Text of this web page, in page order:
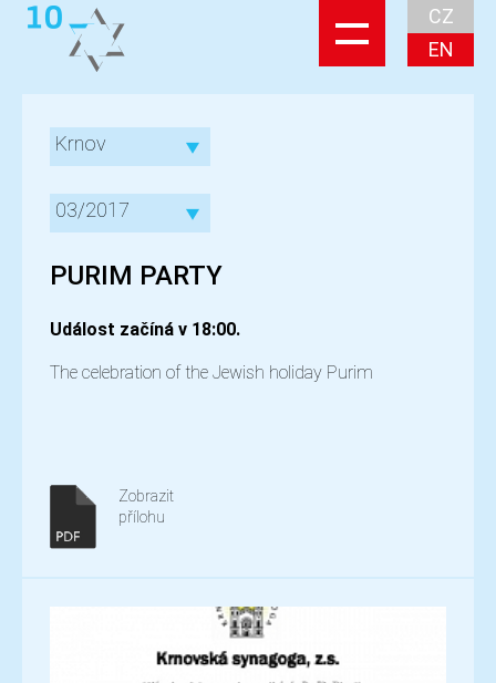
CZ
EN
Krnov
03/2017
PURIM PARTY
Událost začíná v 18:00.
The celebration of the Jewish holiday Purim
Zobrazit
přílohu